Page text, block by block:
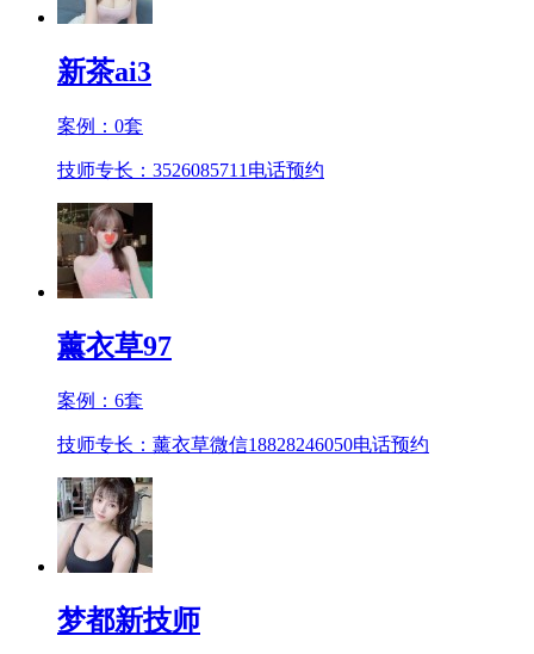
新茶ai3
案例： 0套
技师专长：3526085711 电话预约
薰衣草97
案例： 6套
技师专长：薰衣草微信18828246050电话预约
梦都新技师